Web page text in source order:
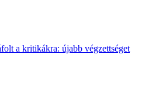
a kritikákra: újabb végzettséget